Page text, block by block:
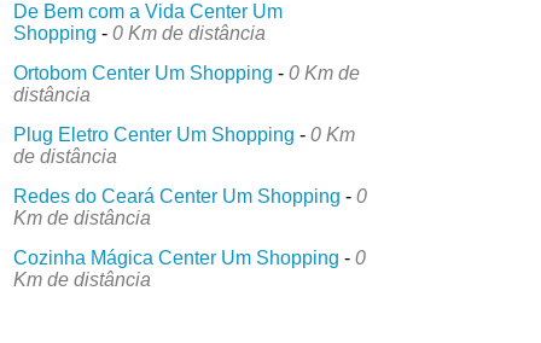
De Bem com a Vida Center Um
Shopping -0 Km de distância
Ortobom Center Um Shopping -0 Km de
distância
Plug Eletro Center Um Shopping -0 Km
de distância
Redes do Ceará Center Um Shopping -0
Km de distância
Cozinha Mágica Center Um Shopping -0
Km de distância